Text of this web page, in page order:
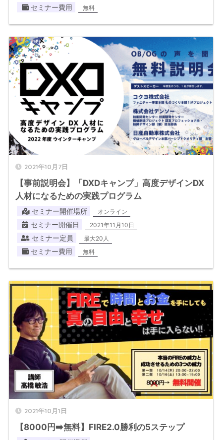
セミナー費用 無料
2021年10月7日
【事前説明会】「DXDキャンプ」高度デザインDX
人材になるための実践プログラム
セミナー開催場所 オンライン
セミナー開催日 2021年11月10日
セミナー定員 最大20人
セミナー費用 無料
2021年10月1日
【8000円➡️無料】FIRE2.0勝利の5ステップ